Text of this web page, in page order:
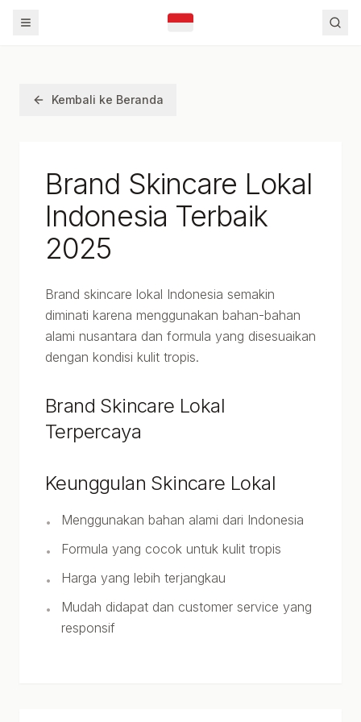
Kembali ke Beranda
Brand Skincare Lokal
Indonesia Terbaik
2025
Brand skincare lokal Indonesia semakin
diminati karena menggunakan bahan-bahan
alami nusantara dan formula yang disesuaikan
dengan kondisi kulit tropis.
Brand Skincare Lokal
Terpercaya
Keunggulan Skincare Lokal
•
Menggunakan bahan alami dari Indonesia
•
Formula yang cocok untuk kulit tropis
•
Harga yang lebih terjangkau
•
Mudah didapat dan customer service yang
responsif